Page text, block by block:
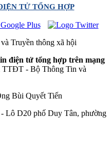
TỬ TỔNG HỢP
Truyền thông xã hội
điện tử tổng hợp trên mạng
- Bộ Thông Tin và
Bùi Quyết Tiến
Lô D20 phố Duy Tân, phường